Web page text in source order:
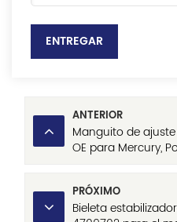
ENTREGAR
ANTERIOR
Manguito de ajuste
OE para Mercury,
PRÓXIMO
Bieleta